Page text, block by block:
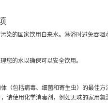
染的国家饮用自来水。淋浴时避免吞
您的水以确保可以安全饮用。
（包括病毒、细菌和寄生虫）的最佳方
请使用化学消毒剂，例如无味的家用